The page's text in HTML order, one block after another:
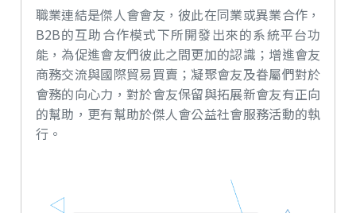
職業連結是傑人會會友，彼此在同業或異業合作，
B2B的互助合作模式下所開發出來的系統平台功
能，為促進會友們彼此之間更加的認識；增進會友
商務交流與國際貿易買賣；凝聚會友及眷屬們對於
會務的向心力，對於會友保留與拓展新會友有正向
的幫助，更有幫助於傑人會公益社會服務活動的執
行。